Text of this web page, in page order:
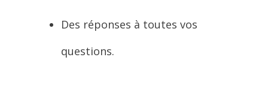
Des réponses à toutes vos
questions.